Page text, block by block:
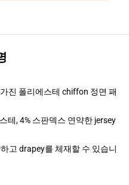
진 폴리에스테 chiffon 정면 패
테, 4% 스판덱스 연약한 jersey
고 drapey를 체재할 수 있습니